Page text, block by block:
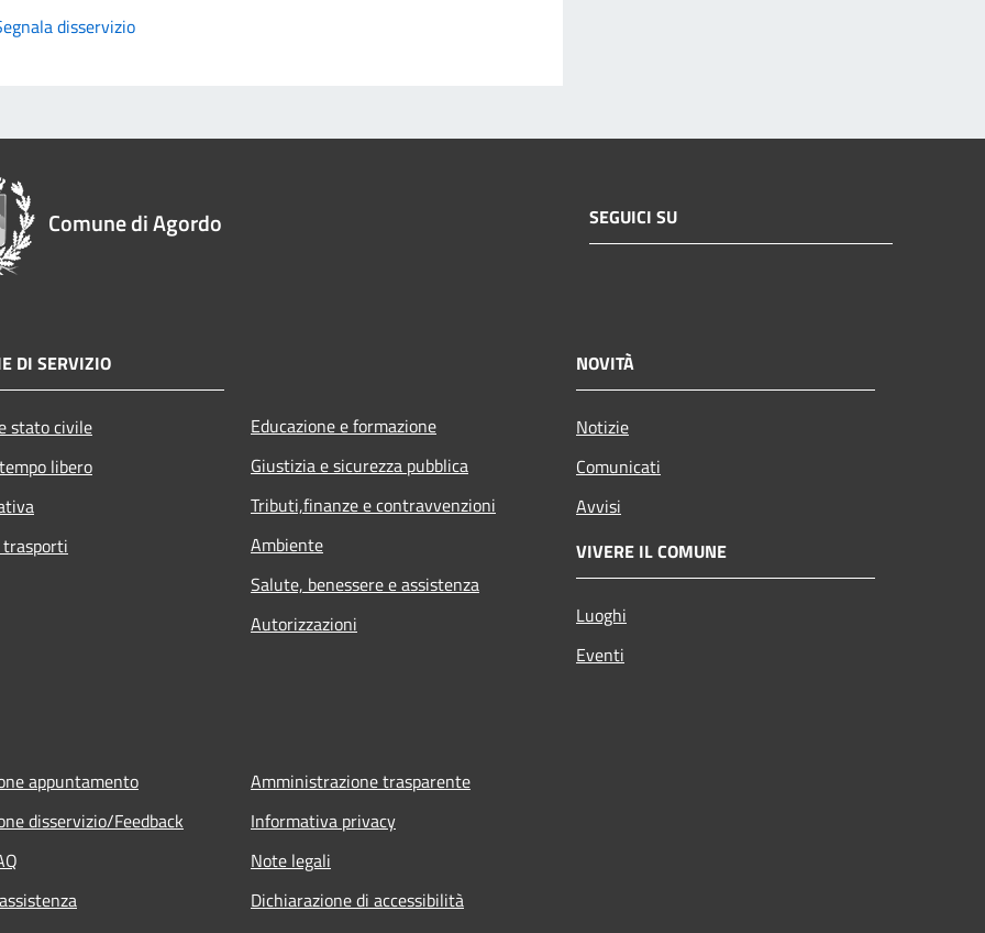
disservizio
Comune di Agordo SEGUICI SU
DI SERVIZIO
stato civile
libero
Educazione e formazione
Giustizia e sicurezza pubblica
Tributi,finanze e contravvenzioni
Ambiente
Salute, benessere e assistenza
Autorizzazioni
NOVITÀ
Notizie
Comunicati
Avvisi
VIVERE IL COMUNE
Luoghi
Eventi
appuntamento
disservizio/Feedback
Amministrazione trasparente
Informativa privacy
Note legali
Dichiarazione di accessibilità